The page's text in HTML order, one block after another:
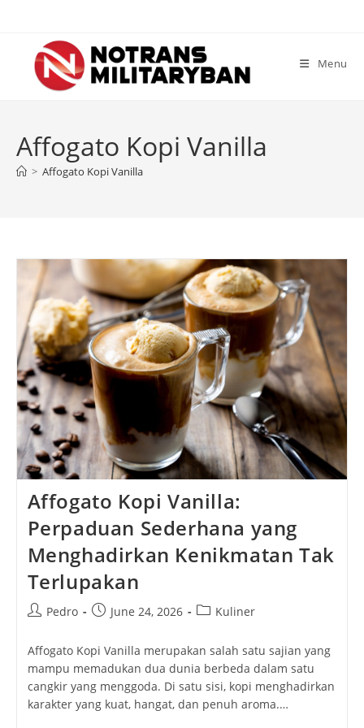
content
Menu
Affogato Kopi Vanilla
> Affogato Kopi Vanilla
Affogato Kopi Vanilla:
Perpaduan Sederhana yang
Menghadirkan Kenikmatan Tak
Terlupakan
PostPedro
PostJune 24, 2026
PostKuliner
Affogato Kopi Vanilla merupakan salah satu sajian yang
mampu memadukan dua dunia berbeda dalam satu
cangkir yang menggoda. Di satu sisi, kopi menghadirkan
karakter yang kuat, hangat, dan penuh aroma.…